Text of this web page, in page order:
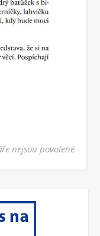
nejsou povolenéu